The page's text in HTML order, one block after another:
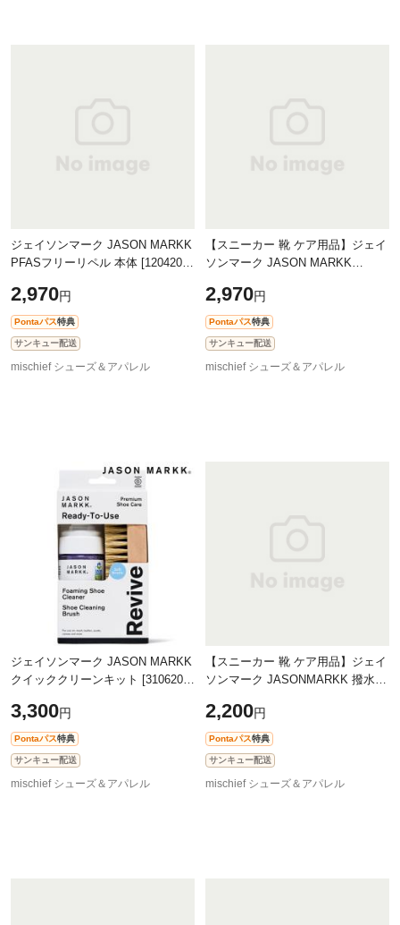
ジェイソンマーク JASON MARKK
PFASフリーリペル 本体 [120420]
用品 撥水 防汚スプレー シューズ
靴 【
2,970円
Pontaパス特典
サンキュー配送
mischief シューズ＆アパレル
【スニーカー 靴 ケア用品】ジェイ
ソンマーク JASON MARKK
SS22] 泡タイプクリーナー シュー
ズケア用品
2,970円
Pontaパス特典
サンキュー配送
mischief シューズ＆アパレル
ジェイソンマーク JASON MARKK
クイッククリーンキット [310620]
セット 靴磨き RTUフォームクリー
ナー
3,300円
Pontaパス特典
サンキュー配送
mischief シューズ＆アパレル
【スニーカー 靴 ケア用品】ジェイ
ソンマーク JASONMARKK 撥水・
ー リフィル 付け替えボトル
[120220 SS
2,200円
Pontaパス特典
サンキュー配送
mischief シューズ＆アパレル